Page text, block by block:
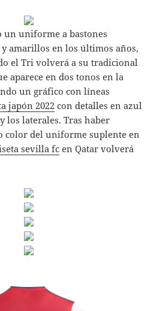
un uniforme a bastones
amarillos en los últimos años,
el Tri volverá a su tradicional
aparece en dos tonos en la
un gráfico con líneas
japón 2022 con detalles en azul
los laterales. Tras haber
color del uniforme suplente en
sevilla fcen Qatar volverá